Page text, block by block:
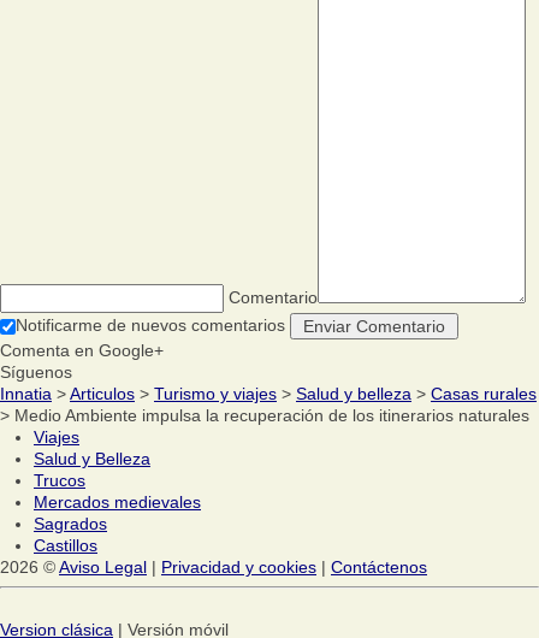
Comentario
Notificarme de nuevos comentarios
Comenta en Google+
Síguenos
Innatia >Articulos > Turismo y viajes > Salud y belleza > Casas rurales
> Medio Ambiente impulsa la recuperación de los itinerarios naturales
Viajes
Salud y Belleza
Trucos
Mercados medievales
Sagrados
Castillos
2026 ©Aviso Legal | Privacidad y cookies | Contáctenos
Version clásica | Versión móvil